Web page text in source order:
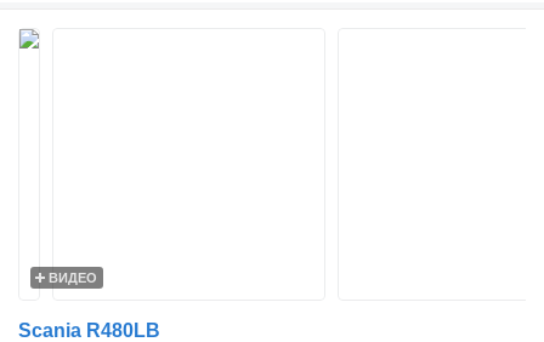
ВИДЕО
Scania R480LB